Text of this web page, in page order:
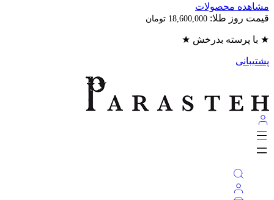
محصولات
روز طلا:18,600,000 تومان
با پرسته بدرخش ★